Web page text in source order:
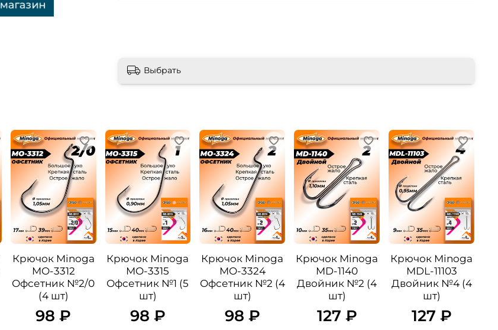
Выбрать
Крючок Minoga
MO-3312
Офсетник №2/0
(4 шт)
98 ₽
Крючок Minoga
MO-3315
Офсетник №1 (5
шт)
98 ₽
Крючок Minoga
MO-3324
Офсетник №2 (4
шт)
98 ₽
Крючок Minoga
MD-1140
Двойник №2 (4
шт)
127 ₽
Крючок Minoga
MDL-11103
Двойник №4 (4
шт)
127 ₽